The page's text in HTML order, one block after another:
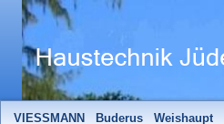
VIESSMANN Buderus Weishaupt